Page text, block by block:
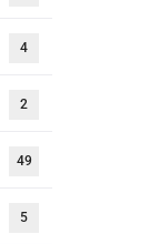
4
2
49
5